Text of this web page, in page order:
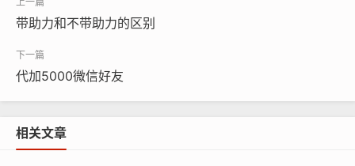
带助力和不带助力的区别
代加5000微信好友
相关文章